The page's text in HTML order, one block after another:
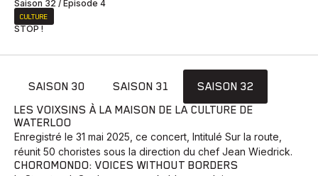
Saison 32 / Épisode 4
CULTURE
STOP !
SAISON 30 SAISON 31
SAISON 32
LES VOIXSINS À LA MAISON DE LA CULTURE DE
WATERLOO
Enregistré le 31 mai 2025, ce concert, Intitulé Sur la route,
réunit 50 choristes sous la direction du chef Jean Wiedrick.
CHOROMONDO: VOICES WITHOUT BORDERS